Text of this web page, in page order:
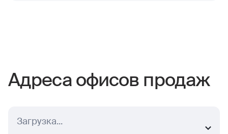
Адреса офисов продаж
г. Тула